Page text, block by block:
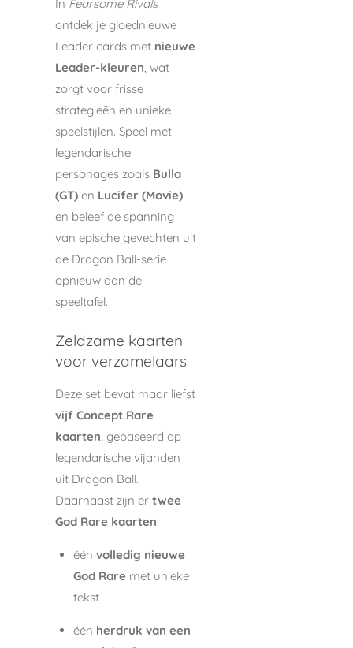
In Fearsome Rivals
ontdek je gloednieuwe
Leader cards met nieuwe
Leader-kleuren, wat
zorgt voor frisse
strategieën en unieke
speelstijlen. Speel met
legendarische
personages zoals Bulla
(GT) en Lucifer (Movie)
en beleef de spanning
van epische gevechten uit
de Dragon Ball-serie
opnieuw aan de
speeltafel.
Zeldzame kaarten
voor verzamelaars
Deze set bevat maar liefst
vijf Concept Rare
kaarten, gebaseerd op
legendarische vijanden
uit Dragon Ball.
Daarnaast zijn er twee
God Rare kaarten:
één volledig nieuwe
God Raremet unieke
tekst
één herdruk van een